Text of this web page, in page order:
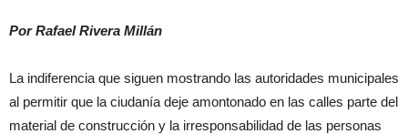
Por Rafael Rivera Millán
La indiferencia que siguen mostrando las autoridades municipales
al permitir que la ciudanía deje amontonado en las calles parte del
material de construcción y la irresponsabilidad de las personas